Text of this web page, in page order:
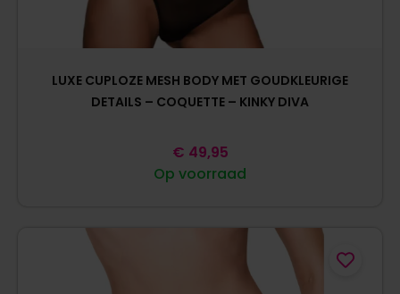
LUXE CUPLOZE MESH BODY MET GOUDKLEURIGE
DETAILS – COQUETTE – KINKY DIVA
Op voorraad
€ 49,95